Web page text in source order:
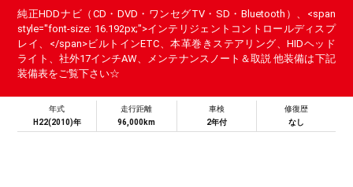
純正HDDナビ（CD・DVD・ワンセグTV・SD・Bluetooth）、<span
style="font-size: 16.192px;">インテリジェントコントロールディスプ
レイ、</span>ビルトインETC、本革巻きステアリング、HIDヘッド
ライト、社外17インチAW、メンテナンスノート＆取説 他装備は下記
装備表をご覧下さい☆
年式
H22(2010)年
走行距離
96,000km
車検
2年付
修復歴
なし